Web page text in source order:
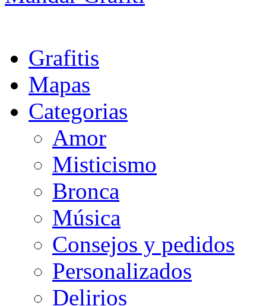
Grafitis
Mapas
Categorias
Amor
Misticismo
Bronca
Música
Consejos y pedidos
Personalizados
Delirios